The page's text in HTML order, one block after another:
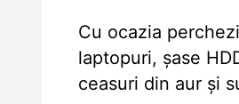
Cu ocazia
laptopuri, șase
ceasuri din aur și